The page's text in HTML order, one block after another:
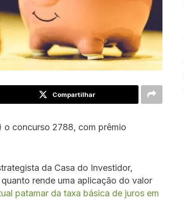
Compartilhar
o concurso 2788, com prêmio
da Casa do Investidor,
rende uma aplicação do valor
patamar da taxa básica de juros em